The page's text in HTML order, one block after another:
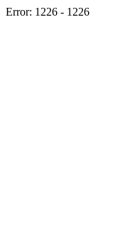
Error: 1226 - 1226